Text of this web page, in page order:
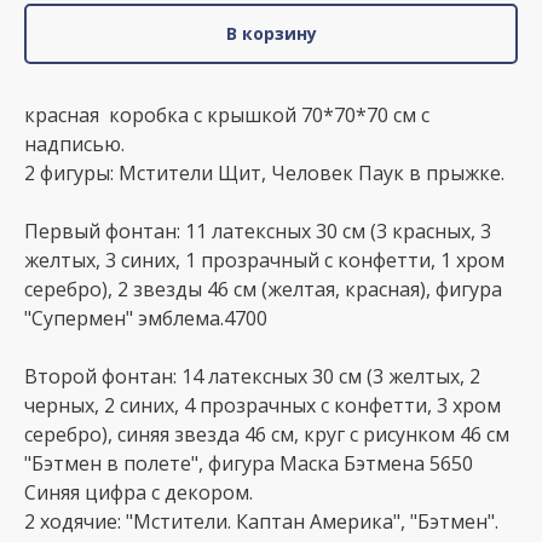
В корзину
красная коробка с крышкой 70*70*70 см с
надписью.
2 фигуры: Мстители Щит, Человек Паук в прыжке.
Первый фонтан: 11 латексных 30 см (3 красных, 3
желтых, 3 синих, 1 прозрачный с конфетти, 1 хром
серебро), 2 звезды 46 см (желтая, красная), фигура
"Супермен" эмблема.4700
Второй фонтан: 14 латексных 30 см (3 желтых, 2
черных, 2 синих, 4 прозрачных с конфетти, 3 хром
серебро), синяя звезда 46 см, круг с рисунком 46 см
"Бэтмен в полете", фигура Маска Бэтмена 5650
Синяя цифра с декором.
2 ходячие: "Мстители. Каптан Америка", "Бэтмен".